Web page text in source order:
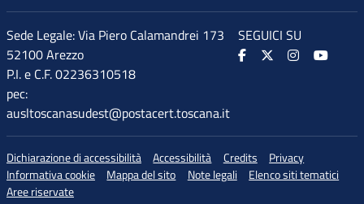
Sede Legale: Via Piero Calamandrei 173
52100 Arezzo
P.I. e C.F. 02236310518
pec:
ausltoscanasudest@postacert.toscana.it
SEGUICI SU
Dichiarazione di accessibilità Accessibilità Credits
Privacy
Informativa cookie
Mappa del sito Note legali
Elenco siti tematici
Aree riservate